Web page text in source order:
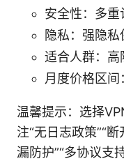
安全性：多重
隐私：强隐私
适合人群：高
月度价格区间
温馨提示：选择
注“无日志政策”“
漏防护”“多协议支